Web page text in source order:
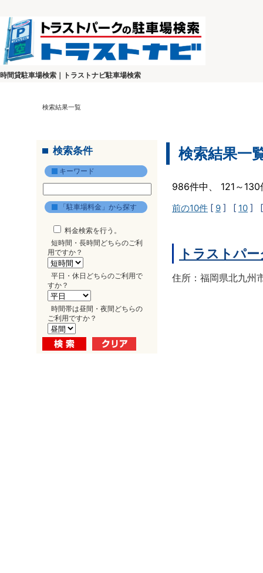
時間貸駐車場検索｜トラストナビ駐車場検索
検索結果一覧
検索条件
キーワード
「駐車場料金」から探す
料金検索を行う。
短時間・長時間どちらのご利
用ですか？
平日・休日どちらのご利用で
すか？
時間帯は昼間・夜間どちらの
ご利用ですか？
検索結果一
986件中、 121～
前の10件 [ 9 ] [ 10 ]
トラストパ
住所：福岡県北九州